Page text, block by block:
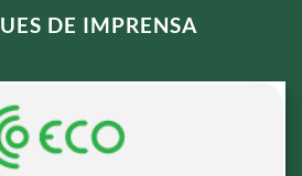
DE IMPRENSA